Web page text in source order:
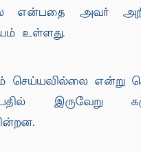
என்பதை அவர்
உள்ளது.
செய்யவில்லை என்று
இருவேறு